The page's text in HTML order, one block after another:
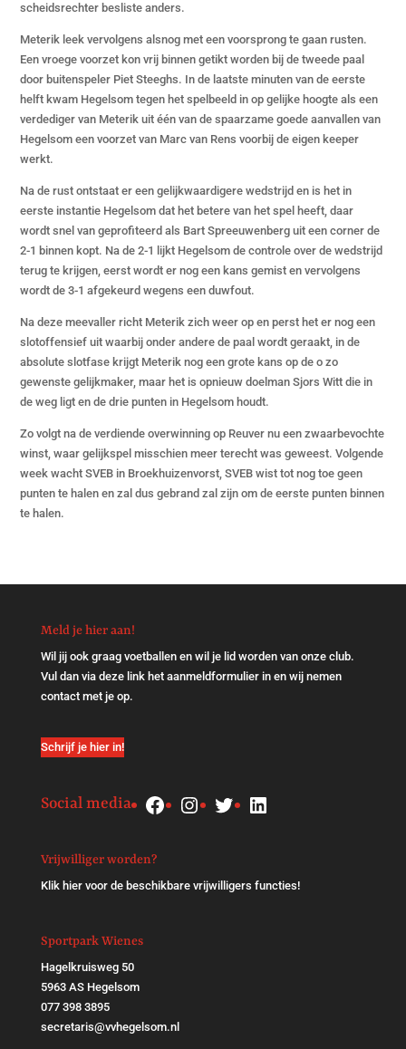
scheidsrechter besliste anders.
Meterik leek vervolgens alsnog met een voorsprong te gaan rusten.
Een vroege voorzet kon vrij binnen getikt worden bij de tweede paal
door buitenspeler Piet Steeghs. In de laatste minuten van de eerste
helft kwam Hegelsom tegen het spelbeeld in op gelijke hoogte als een
verdediger van Meterik uit één van de spaarzame goede aanvallen van
Hegelsom een voorzet van Marc van Rens voorbij de eigen keeper
werkt.
Na de rust ontstaat er een gelijkwaardigere wedstrijd en is het in
eerste instantie Hegelsom dat het betere van het spel heeft, daar
wordt snel van geprofiteerd als Bart Spreeuwenberg uit een corner de
2-1 binnen kopt. Na de 2-1 lijkt Hegelsom de controle over de wedstrijd
terug te krijgen, eerst wordt er nog een kans gemist en vervolgens
wordt de 3-1 afgekeurd wegens een duwfout.
Na deze meevaller richt Meterik zich weer op en perst het er nog een
slotoffensief uit waarbij onder andere de paal wordt geraakt, in de
absolute slotfase krijgt Meterik nog een grote kans op de o zo
gewenste gelijkmaker, maar het is opnieuw doelman Sjors Witt die in
de weg ligt en de drie punten in Hegelsom houdt.
Zo volgt na de verdiende overwinning op Reuver nu een zwaarbevochte
winst, waar gelijkspel misschien meer terecht was geweest. Volgende
week wacht SVEB in Broekhuizenvorst, SVEB wist tot nog toe geen
punten te halen en zal dus gebrand zal zijn om de eerste punten binnen
te halen.
Meld je hier aan!
Wil jij ook graag voetballen en wil je lid worden van onze club.
Vul dan via deze linkhet aanmeldformulier in en wij nemen
contact met je op.
Schrijf je hier in!
Social media Facebook
Instagram
TwitterLinkedIn
Vrijwilliger worden?
Klik hiervoor de beschikbare vrijwilligers functies!
Sportpark Wienes
Hagelkruisweg 50
5963 AS Hegelsom
077 398 3895
secretaris@vvhegelsom.nl